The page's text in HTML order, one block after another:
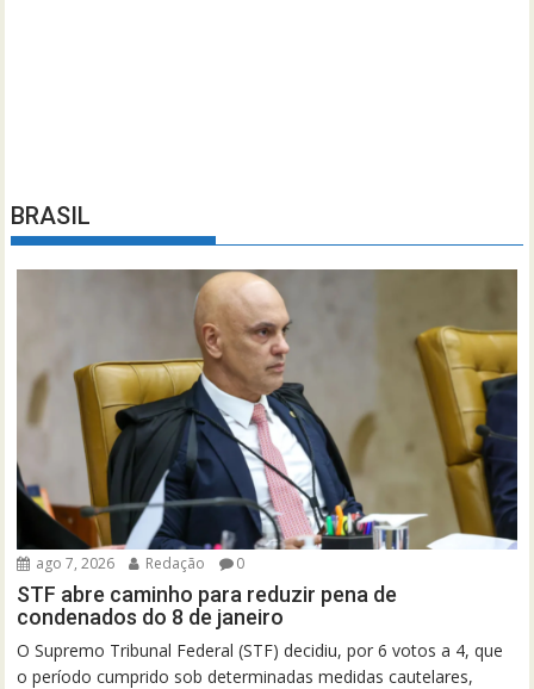
BRASIL
ago 7, 2026 Redação 0
STF abre caminho para reduzir pena de
condenados do 8 de janeiro
O Supremo Tribunal Federal (STF) decidiu, por 6 votos a 4, que
o período cumprido sob determinadas medidas cautelares,